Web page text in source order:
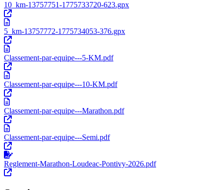
10_km-13757751-1775733720-623.gpx
5_km-13757772-1775734053-376.gpx
Classement-par-equipe---5-KM.pdf
Classement-par-equipe---10-KM.pdf
Classement-par-equipe---Marathon.pdf
Classement-par-equipe---Semi.pdf
Reglement-Marathon-Loudeac-Pontivy-2026.pdf